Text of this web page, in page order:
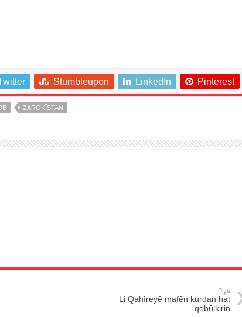
Stumbleupon LinkedIn Pinterest
ZAROKÎSTAN
Piştî
Li Qahîreyê mafên kurdan hat
qebûlkirin